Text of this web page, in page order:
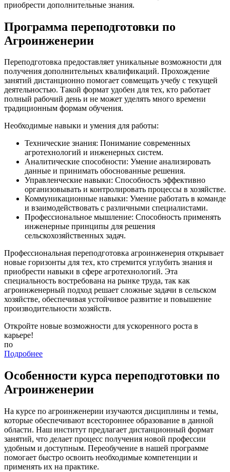
приобрести дополнительные знания.
Программа переподготовки по
Агроинженерии
Переподготовка предоставляет уникальные возможности для
получения дополнительных квалификаций. Прохождение
занятий дистанционно помогает совмещать учебу с текущей
деятельностью. Такой формат удобен для тех, кто работает
полный рабочий день и не может уделять много времени
традиционным формам обучения.
Необходимые навыки и умения для работы:
Технические знания: Понимание современных
агротехнологий и инженерных систем.
Аналитические способности: Умение анализировать
данные и принимать обоснованные решения.
Управленческие навыки: Способность эффективно
организовывать и контролировать процессы в хозяйстве.
Коммуникационные навыки: Умение работать в команде
и взаимодействовать с различными специалистами.
Профессиональное мышление: Способность применять
инженерные принципы для решения
сельскохозяйственных задач.
Профессиональная переподготовка агроинженерия открывает
новые горизонты для тех, кто стремится углубить знания и
приобрести навыки в сфере агротехнологий. Эта
специальность востребована на рынке труда, так как
агроинженерный подход решает сложные задачи в сельском
хозяйстве, обеспечивая устойчивое развитие и повышение
производительности хозяйств.
Откройте новые возможности для ускоренного роста в
карьере!
по
Подробнее
Особенности курса переподготовки по
Агроинженерии
На курсе по агроинженерии изучаются дисциплины и темы,
которые обеспечивают всестороннее образование в данной
области. Наш институт предлагает дистанционный формат
занятий, что делает процесс получения новой профессии
удобным и доступным. Переобучение в нашей программе
помогает быстро освоить необходимые компетенции и
применять их на практике.